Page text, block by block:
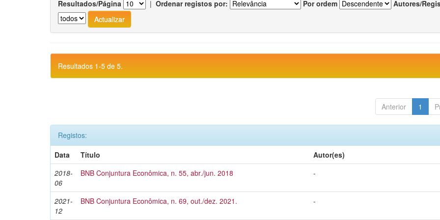
Resultados/Página | Ordenar registos por: Por ordem Autores/
Resultados 1-5 de 5.
Anterior 1
Registos:
Data
Título
Autor(es)
2018-
06
BNB Conjuntura Econômica, n. 55, abr./jun. 2018 -
2021-
12
BNB Conjuntura Econômica, n. 69, out./dez. 2021. -